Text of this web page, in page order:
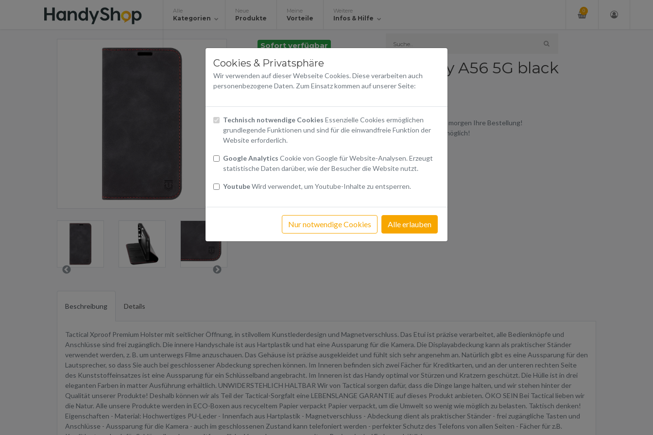
Alle
Kategorien
Neue
Produkte
Meine
Vorteile
Weitere
Infos & Hilfe
0
Cookies & Privatsphäre
Wir verwenden auf dieser Webseite Cookies. Diese verarbeiten auch
personenbezogene Daten. Zum Einsatz kommen auf unserer Seite:
Technisch notwendige Cookies Essenzielle Cookies ermöglichen
grundlegende Funktionen und sind für die einwandfreie Funktion der
Website erforderlich.
Google Analytics Cookie von Google für Website-Analysen. Erzeugt
statistische Daten darüber, wie der Besucher die Website nutzt.
YoutubeWird verwendet, um Youtube-Inhalte zu entsperren.
Nur notwendige Cookies Alle erlauben
Sofort verfügbar
Book Cover Xproof Galaxy A56 5G black
hawk
Bestellen Sie in den nächsten14:08:04und erhalten Sie schon morgen Ihre Bestellung!
Selbstabholungin unserem Logistikzentrum in Preding sofort möglich!
€ 27,90
inkl. 20% USt.
Warenkorb
In den Warenkorb
Beschreibung Details
Tactical Xproof Premium Holster mit seitlicher Öffnung, in stilvollem Kunstlederdesign und Magnetverschluss. Das Etui ist präzise verarbeitet, alle Bedienknöpfe und
Anschlüsse sind frei zugänglich. Die innere Handyschale ist aus Hartplastik und hat eine Aussparung für die Kamera. Die Displayabdeckung kann als praktischer Ständer
verwendet werden, z. B. um unterwegs Filme anzuschauen. Das Gehäuse ist präzise ausgekleidet und fühlt sich sehr angenehm an. Natürlich gibt es eine Aussparung für den
Lautsprecher, so dass Sie auch bei geschlossener Abdeckung sprechen können. Im Inneren befinden sich zwei Fächer für Kreditkarten, und an der unteren rechten Seite
des Kunststoffeinsatzes ist eine Aussparung für ein Schlüsselband angebracht. Im Inneren ist das Handy optimal vor Stürzen und Kratzern geschützt. Die Hülle ist in drei
eleganten Farben in matter Ausführung erhältlich. UNWIDERSTEHLICH HALTBAR Wir von Tactical sorgen dafür, dass die Dinge lange halten, und wir stehen hinter der
Qualität unserer Produkte! Deshalb können wir als Teil der Tactical-Sorgfalt eine LEBENSLANGE GARANTIE auf dieses Produkt anbieten. ÖKO SEIN Bei Tactical lieben wir
die Natur. Alle unsere Produkte werden in ECO-Boxen aus recyceltem Papier verpackt Papier verpackt, um die Umwelt so wenig wie möglich zu belasten. Taktisch denken!
Eigenschaften - Material: Hochwertiges PU-Leder - Innenfach aus Hartplastik - Magnetverschluss - Abdeckung dient als praktischer Ständer - frei zugängliche Tasten und
Anschlüsse - Aussparung für die Kamera - auch im geschlossenen Zustand kann telefoniert werden - perfekter Schutz des Telefons von allen Seiten - Fächer für z.B.